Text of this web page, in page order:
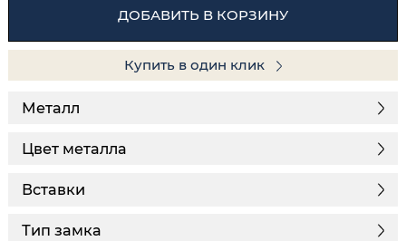
ДОБАВИТЬ В КОРЗИНУ
Купить в один клик
Металл
Цвет металла
Вставки
Тип замка